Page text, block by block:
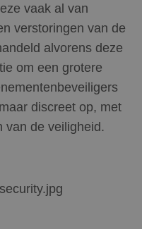
vaak al van
verstoringen van de
alvorens deze
om een grotere
discreet op, met
van de veiligheid.